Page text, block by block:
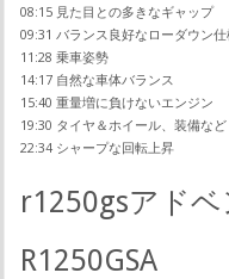
08:15 見た目との多きなギャップ
09:31 バランス良好なローダウン仕
11:28 乗車姿勢
14:17 自然な車体バランス
15:40 重量増に負けないエンジン
19:30 タイヤ＆ホイール、装備など
22:34 シャープな回転上昇
r1250gsアド
R1250GSA